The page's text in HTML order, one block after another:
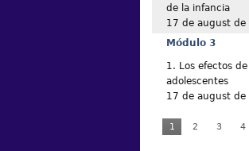
de la infancia
17 de august de
Módulo 3
1. Los efectos
adolescentes
17 de august de
1 2 3 4